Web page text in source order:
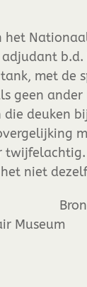
het
b.d.
tank, met de
geen ander
die deuken
niet
Museum